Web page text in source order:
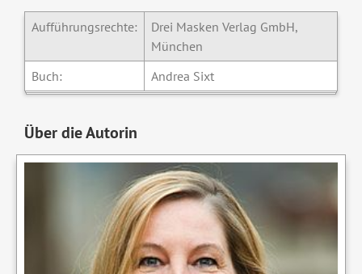
Aufführungsrechte:
Drei Masken Verlag GmbH,
München
Buch:
Andrea Sixt
Über die Autorin